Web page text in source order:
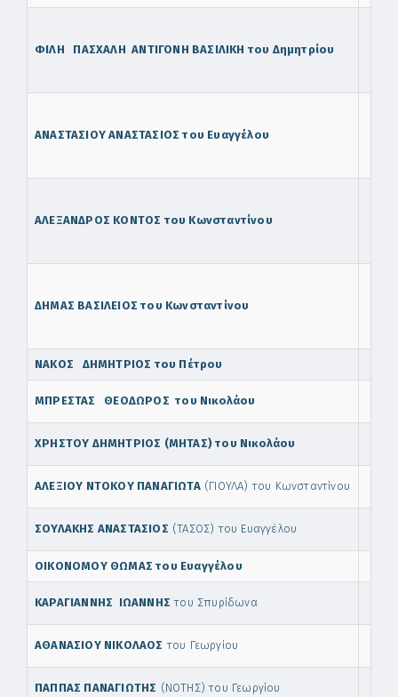
ΦΙΛΗ ΠΑΣΧΑΛΗ ΑΝΤΙΓΟΝΗ ΒΑΣΙΛΙΚΗ του Δημητρίου
ΑΝΑΣΤΑΣΙΟΥ ΑΝΑΣΤΑΣΙΟΣ του Ευαγγέλου
ΑΛΕΞΑΝΔΡΟΣ ΚΟΝΤΟΣ του Κωνσταντίνου
ΔΗΜΑΣ ΒΑΣΙΛΕΙΟΣ του Κωνσταντίνου
ΝΑΚΟΣ ΔΗΜΗΤΡΙΟΣ του Πέτρου
ΜΠΡΕΣΤΑΣ ΘΕΟΔΩΡΟΣ του Νικολάου
ΧΡΗΣΤΟΥ ΔΗΜΗΤΡΙΟΣ (ΜΗΤΑΣ) του Νικολάου
ΑΛΕΞΙΟΥ ΝΤΟΚΟΥ ΠΑΝΑΓΙΩΤΑ(ΓΙΟΥΛΑ) του Κωνσταντίνου
ΣΟΥΛΑΚΗΣ ΑΝΑΣΤΑΣΙΟΣ (ΤΑΣΟΣ) του Ευαγγέλου
ΟΙΚΟΝΟΜΟΥ ΘΩΜΑΣτου Ευαγγέλου
ΚΑΡΑΓΙΑΝΝΗΣ ΙΩΑΝΝΗΣ του Σπυρίδωνα
ΑΘΑΝΑΣΙΟΥ ΝΙΚΟΛΑΟΣ του Γεωργίου
ΠΑΠΠΑΣ ΠΑΝΑΓΙΩΤΗΣ (ΝΟΤΗΣ) του Γεωργίου